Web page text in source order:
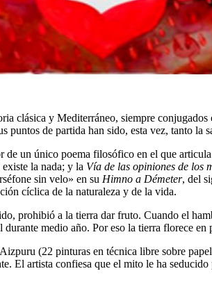
clásica y Mediterráneo, siempre
puntos de partida han sido, esta vez, tanto
un único poema filosófico en el que
la nada; y la Vía de las opiniones de los
sin velo» en su Himno a Démeter, del
cíclica de la naturaleza y de la vida.
prohibió a la tierra dar fruto. Cuando el
medio año. Por eso la tierra florece
(22 pinturas en técnica libre sobre
El artista confiesa que el mito le ha